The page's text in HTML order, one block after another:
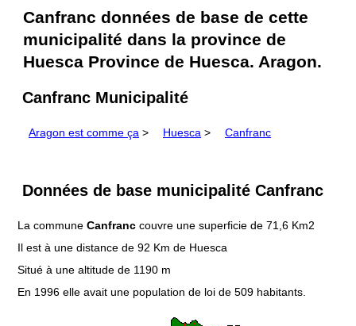
Canfranc données de base de cette
municipalité dans la province de
Huesca Province de Huesca. Aragon.
Canfranc Municipalité
Aragon est comme ça > Huesca > Canfranc
Données de base municipalité Canfranc
La commune Canfranc couvre une superficie de 71,6 Km2
Il est à une distance de 92 Km de Huesca
Situé à une altitude de 1190 m
En 1996 elle avait une population de loi de 509 habitants.